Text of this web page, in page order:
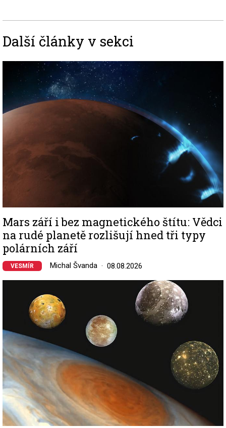
Další články v sekci
Image
Mars září i bez magnetického štítu: Vědci
na rudé planetě rozlišují hned tři typy
polárních září
VESMÍR Michal Švanda 08.08.2026